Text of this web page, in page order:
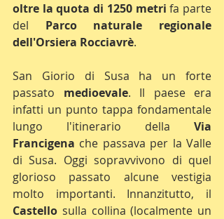
oltre la quota di 1250 metri fa parte
del Parco naturale regionale
dell'Orsiera Rocciavrè.
San Giorio di Susa ha un forte
passato medioevale. Il paese era
infatti un punto tappa fondamentale
lungo l'itinerario della Via
Francigena che passava per la Valle
di Susa. Oggi sopravvivono di quel
glorioso passato alcune vestigia
Castello sulla collina (localmente un